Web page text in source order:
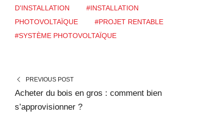
D'INSTALLATION
#INSTALLATION
PHOTOVOLTAÏQUE
#PROJET RENTABLE
#SYSTÈME PHOTOVOLTAÏQUE
PREVIOUS POST
Acheter du bois en gros : comment bien
s’approvisionner ?